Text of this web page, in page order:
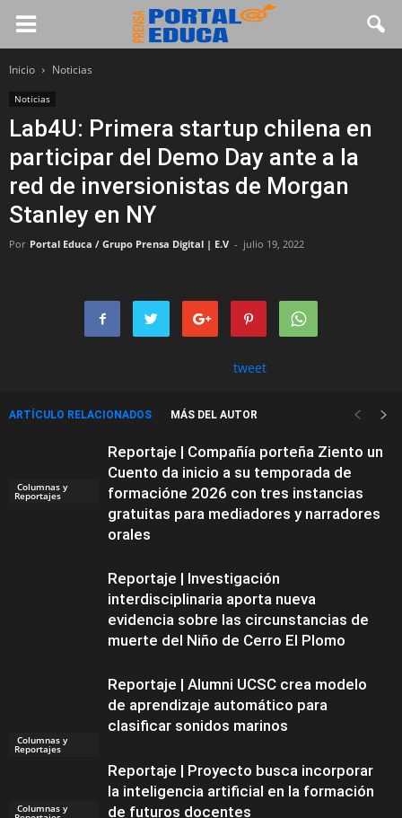
Inicio Noticias
Noticias
Lab4U: Primera startup chilena en
participar del Demo Day ante a la
red de inversionistas de Morgan
Stanley en NY
Por Portal Educa / Grupo Prensa Digital | E.V - julio 19, 2022
tweet
ARTÍCULO RELACIONADOS MÁS DEL AUTOR
Columnas y
Reportajes
Reportaje | Compañía porteña Ziento un
Cuento da inicio a su temporada de
formacióne 2026 con tres instancias
gratuitas para mediadores y narradores
orales
Columnas y
Reportajes
Reportaje | Investigación
interdisciplinaria aporta nueva
evidencia sobre las circunstancias de
muerte del Niño de Cerro El Plomo
Columnas y
Reportaje | Alumni UCSC crea modelo
de aprendizaje automático para
clasificar sonidos marinos
Reportaje | Proyecto busca incorporar
la inteligencia artificial en la formación
de futuros docentes